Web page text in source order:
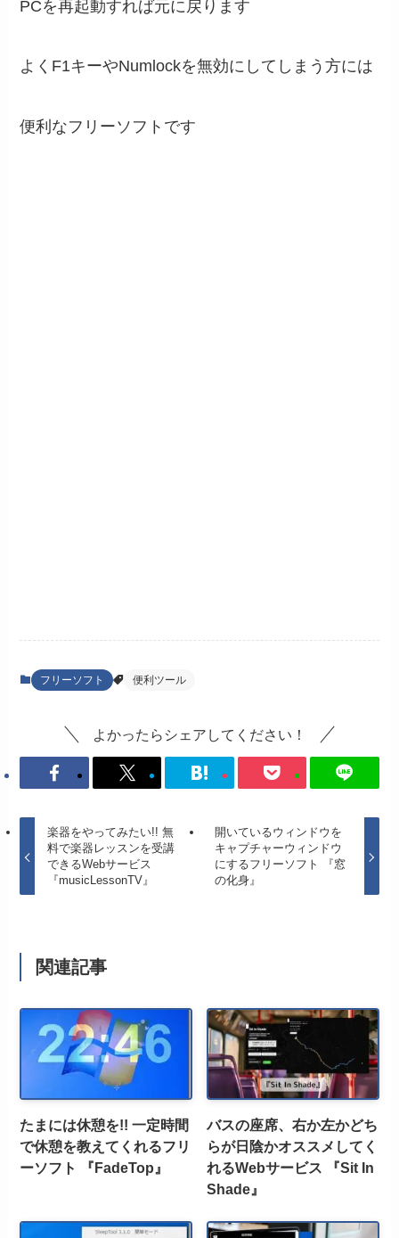
PCを再起動すれば元に戻ります
よくF1キーやNumlockを無効にしてしまう方には
便利なフリーソフトです
フリーソフト 便利ツール
よかったらシェアしてください！
楽器をやってみたい!! 無
料で楽器レッスンを受講
できるWebサービス
『musicLessonTV』
開いているウィンドウを
キャプチャーウィンドウ
にするフリーソフト 『窓
の化身』
関連記事
たまには休憩を!! 一定時間
で休憩を教えてくれるフリ
ーソフト 『FadeTop』
バスの座席、右か左かどち
らが日陰かオススメしてく
れるWebサービス 『Sit In
Shade』